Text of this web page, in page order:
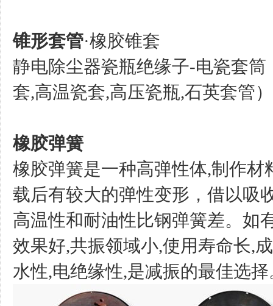
锥形套管·橡胶锥套
静电除尘器瓷瓶绝缘子-电瓷套
套,高温瓷套,高压瓷瓶,石英套管）
橡胶弹簧
橡胶弹簧是一种高弹性体,制作
载后有较大的弹性变形，借以吸
高温性和耐油性比钢弹簧差。如
效果好,共振领域小,使用寿命长,
水性,电绝缘性,是减振的最佳选择